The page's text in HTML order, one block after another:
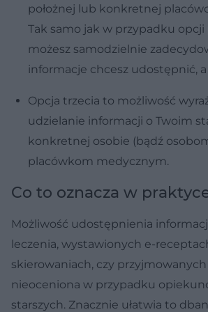
położnej lub konkretnej
Tak samo jak w przypadku opcji
możesz samodzielnie
informacje chcesz udostępnić,
Opcja trzecia to możliwość
udzielanie informacji o Twoim
konkretnej osobie (bądź
placówkom medycznym.
Co to oznacza w
Możliwość udostępnienia
leczenia, wystawionych e-
skierowaniach, czy
nieoceniona w przypadku
starszych. Znacznie ułatwia to